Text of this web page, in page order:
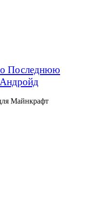
Последнюю